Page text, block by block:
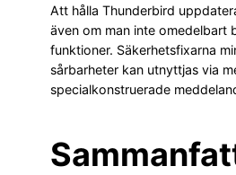
Att hålla Thunderbird
även om man inte omedelbart
funktioner. Säkerhetsfixarna
sårbarheter kan utnyttjas via
specialkonstruerade